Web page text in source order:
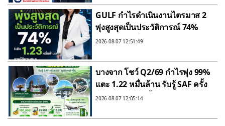
ระหว่างกาล 0.55 บาทต่อหุ้น
GULF กำไรดำเนินงานไตรมาส 2
พุ่งสูงสุดเป็นประวัติการณ์ 74%
แตะ 1.23 หมื่นล้านบาท รายได้
Center และ AI
2026-08-07 12:51:49
บางจาก โชว์ Q2/69 กำไรพุ่ง 99%
แตะ 1.22 หมื่นล้าน รับรู้ SAF ครั้ง
แรก–ธุรกิจหลักฟื้น
2026-08-07 12:05:14